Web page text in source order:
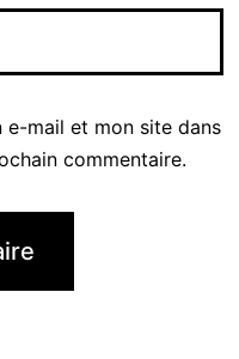
e-mail et mon site dans
commentaire.